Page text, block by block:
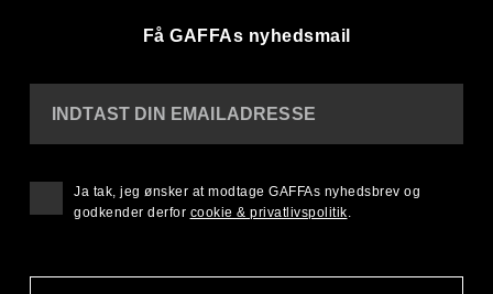
Få GAFFAs nyhedsmail
INDTAST DIN EMAILADRESSE
Ja tak, jeg ønsker at modtage GAFFAs nyhedsbrev og
godkender derfor cookie & privatlivspolitik.